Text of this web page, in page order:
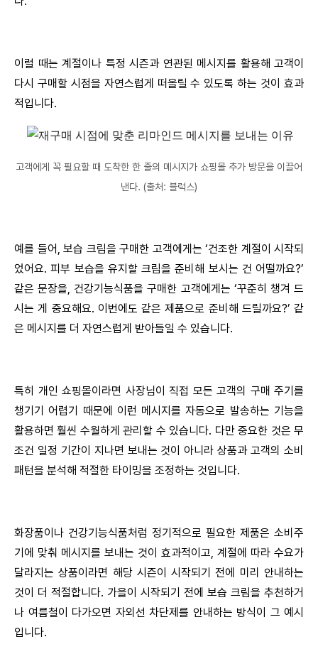
이럴 때는 계절이나 특정 시즌과 연관된 메시지를 활용해 고객이
다시 구매할 시점을 자연스럽게 떠올릴 수 있도록 하는 것이 효과
적입니다.
고객에게 꼭 필요할 때 도착한 한 줄의 메시지가 쇼핑몰 추가 방문을 이끌어
낸다. (출처: 블럭스)
예를 들어, 보습 크림을 구매한 고객에게는 ‘건조한 계절이 시작되
었어요. 피부 보습을 유지할 크림을 준비해 보시는 건 어떨까요?’
같은 문장을, 건강기능식품을 구매한 고객에게는 ‘꾸준히 챙겨 드
시는 게 중요해요. 이번에도 같은 제품으로 준비해 드릴까요?’ 같
은 메시지를 더 자연스럽게 받아들일 수 있습니다.
특히 개인 쇼핑몰이라면 사장님이 직접 모든 고객의 구매 주기를
챙기기 어렵기 때문에 이런 메시지를 자동으로 발송하는 기능을
활용하면 훨씬 수월하게 관리할 수 있습니다. 다만 중요한 것은 무
조건 일정 기간이 지나면 보내는 것이 아니라 상품과 고객의 소비
패턴을 분석해 적절한 타이밍을 조정하는 것입니다.
화장품이나 건강기능식품처럼 정기적으로 필요한 제품은 소비주
기에 맞춰 메시지를 보내는 것이 효과적이고, 계절에 따라 수요가
달라지는 상품이라면 해당 시즌이 시작되기 전에 미리 안내하는
것이 더 적절합니다. 가을이 시작되기 전에 보습 크림을 추천하거
나 여름철이 다가오면 자외선 차단제를 안내하는 방식이 그 예시
입니다.